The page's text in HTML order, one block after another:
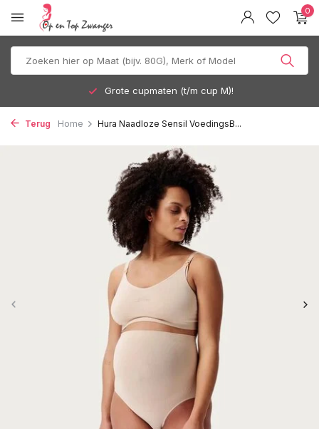
0
Grote cupmaten (t/m cup M)!
Terug Home Hura Naadloze Sensil VoedingsB...